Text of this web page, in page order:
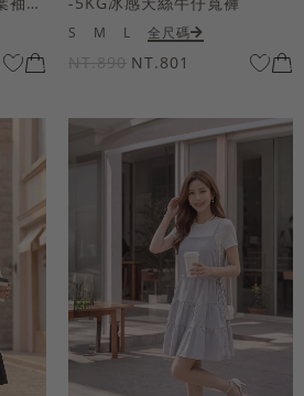
S M L 全尺碼
NT.890 NT.801